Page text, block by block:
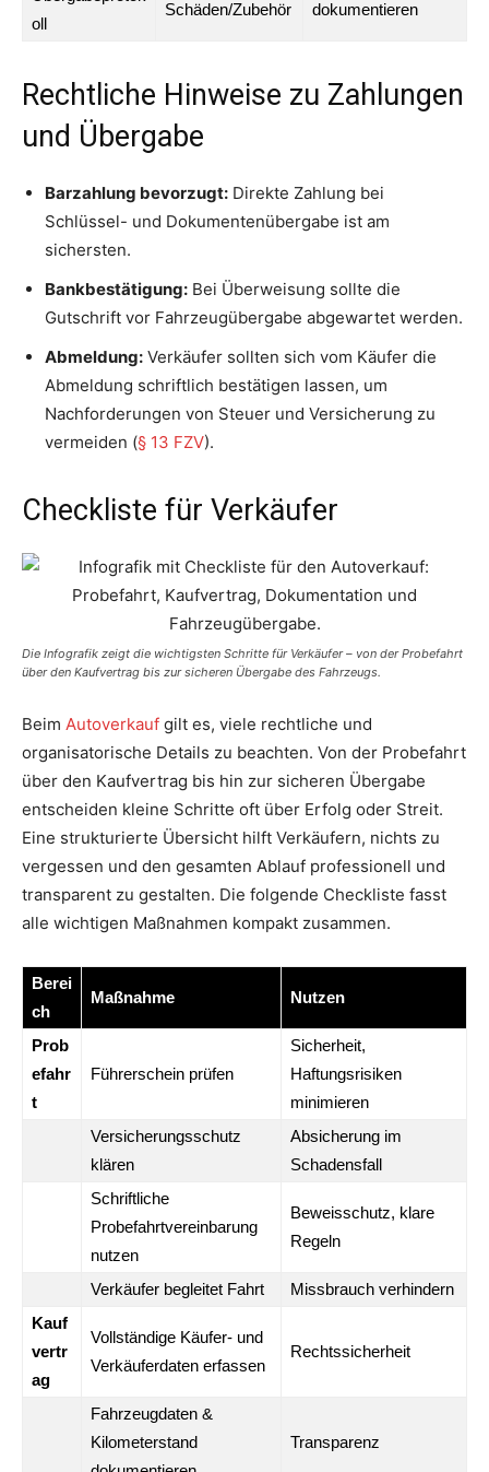
oll
Schäden/Zubehör
dokumentieren
Rechtliche Hinweise zu Zahlungen
und Übergabe
Barzahlung bevorzugt: Direkte Zahlung bei
Schlüssel- und Dokumentenübergabe ist am
sichersten.
Bankbestätigung: Bei Überweisung sollte die
Gutschrift vor Fahrzeugübergabe abgewartet werden.
Abmeldung: Verkäufer sollten sich vom Käufer die
Abmeldung schriftlich bestätigen lassen, um
Nachforderungen von Steuer und Versicherung zu
vermeiden (§ 13 FZV).
Checkliste für Verkäufer
Die Infografik zeigt die wichtigsten Schritte für Verkäufer – von der Probefahrt
über den Kaufvertrag bis zur sicheren Übergabe des Fahrzeugs.
Beim Autoverkauf gilt es, viele rechtliche und
organisatorische Details zu beachten. Von der Probefahrt
über den Kaufvertrag bis hin zur sicheren Übergabe
entscheiden kleine Schritte oft über Erfolg oder Streit.
Eine strukturierte Übersicht hilft Verkäufern, nichts zu
vergessen und den gesamten Ablauf professionell und
transparent zu gestalten. Die folgende Checkliste fasst
alle wichtigen Maßnahmen kompakt zusammen.
Berei
ch
Maßnahme Nutzen
Prob
efahr
t
Führerschein prüfen
Sicherheit,
Haftungsrisiken
minimieren
Versicherungsschutz
klären
Absicherung im
Schadensfall
Schriftliche
Probefahrtvereinbarung
nutzen
Beweisschutz, klare
Regeln
Verkäufer begleitet Fahrt
Missbrauch verhindern
Kauf
vertr
ag
Vollständige Käufer- und
Verkäuferdaten erfassen
Rechtssicherheit
Fahrzeugdaten &
Kilometerstand
Transparenz